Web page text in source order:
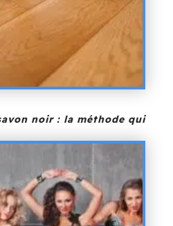
noir : la méthode qui